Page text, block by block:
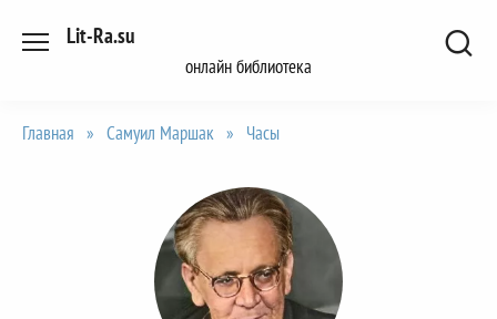
Lit-Ra.su
онлайн библиотека
Главная » Самуил Маршак » Часы